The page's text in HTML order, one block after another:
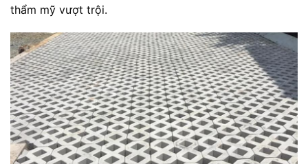
thẩm mỹ vượt trội.